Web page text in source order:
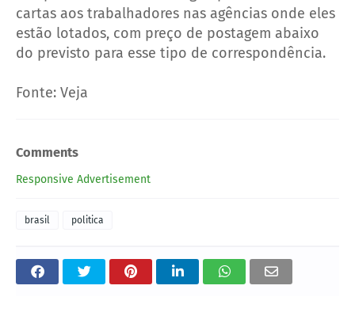
cartas aos trabalhadores nas agências onde eles
estão lotados, com preço de postagem abaixo
do previsto para esse tipo de correspondência.
Fonte: Veja
Comments
Responsive Advertisement
brasil politica